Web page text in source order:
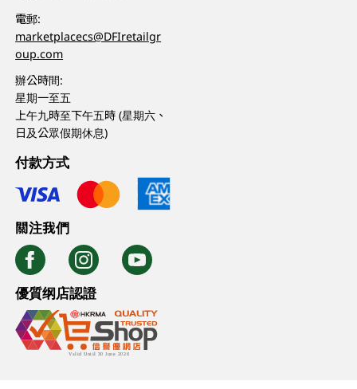
電郵:
marketplacecs@DFIretailgr
oup.com
辦公時間:
星期一至五
上午九時至下午五時 (星期六、
日及公眾假期休息)
付款方式
關注我們
優質纲店認證